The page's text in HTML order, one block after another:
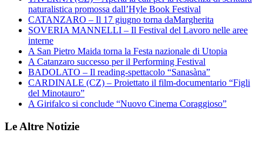
naturalistica promossa dall’Hyle Book Festival
CATANZARO – Il 17 giugno torna daMargherita
SOVERIA MANNELLI – Il Festival del Lavoro nelle aree
interne
A San Pietro Maida torna la Festa nazionale di Utopia
A Catanzaro successo per il Performing Festival
BADOLATO – Il reading-spettacolo “Sanasàna”
CARDINALE (CZ) – Proiettato il film-documentario “Figli
del Minotauro”
A Girifalco si conclude “Nuovo Cinema Coraggioso”
Le Altre Notizie